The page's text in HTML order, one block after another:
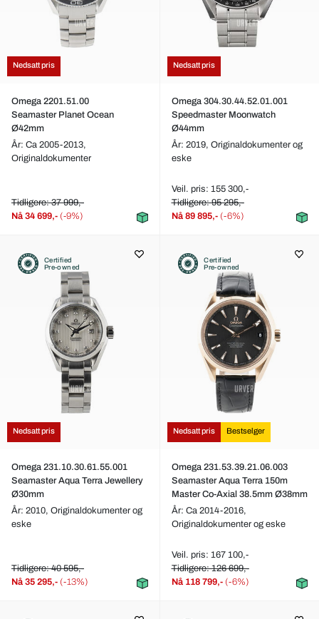
Nedsatt pris
Omega 2201.51.00
Seamaster Planet Ocean
Ø42mm
År: Ca 2005-2013,
Originaldokumenter
Tidligere: 37 999,-
Nå 34 699,- (-9%)
Nedsatt pris
Omega 304.30.44.52.01.001
Speedmaster Moonwatch
Ø44mm
År: 2019, Originaldokumenter og
eske
Veil. pris: 155 300,-
Tidligere: 95 295,-
Nå 89 895,- (-6%)
Certified
Pre-owned
Nedsatt pris
Omega 231.10.30.61.55.001
Seamaster Aqua Terra Jewellery
Ø30mm
År: 2010, Originaldokumenter og
eske
Tidligere: 40 595,-
Nå 35 295,- (-13%)
Certified
Pre-owned
Nedsatt pris Bestselger
Omega 231.53.39.21.06.003
Seamaster Aqua Terra 150m
Master Co-Axial 38.5mm Ø38mm
År: Ca 2014-2016,
Originaldokumenter og eske
Veil. pris: 167 100,-
Tidligere: 126 699,-
Nå 118 799,- (-6%)